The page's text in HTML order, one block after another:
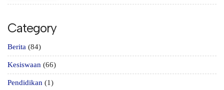
Category
Berita (84)
Kesiswaan (66)
Pendidikan (1)